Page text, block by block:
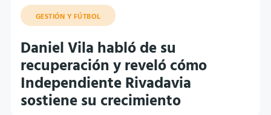
GESTIÓN Y FÚTBOL
Daniel Vila habló de su
recuperación y reveló cómo
Independiente Rivadavia
sostiene su crecimiento